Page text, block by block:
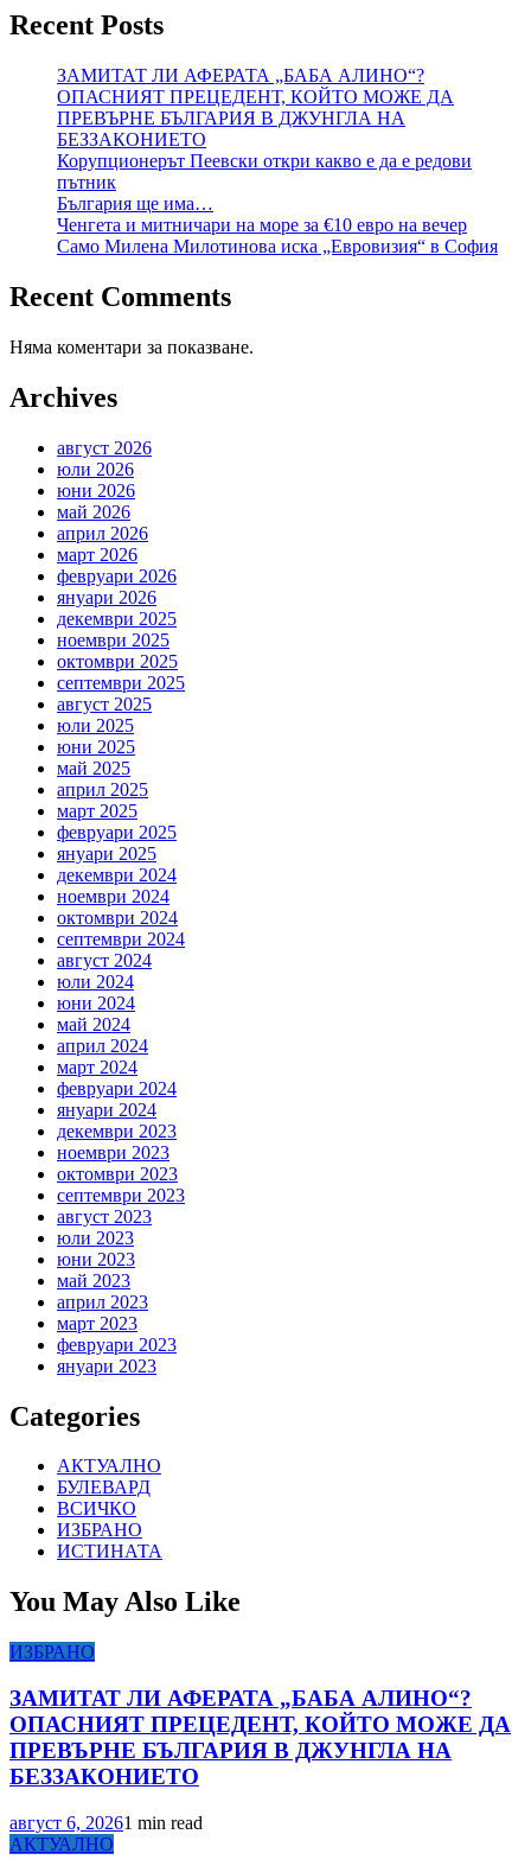
Recent Posts
ЗАМИТАТ ЛИ АФЕРАТА „БАБА АЛИНО“?
ОПАСНИЯТ ПРЕЦЕДЕНТ, КОЙТО МОЖЕ ДА
ПРЕВЪРНЕ БЪЛГАРИЯ В ДЖУНГЛА НА
БЕЗЗАКОНИЕТО
Корупционерът Пеевски откри какво е да е редови
пътник
България ще има…
Ченгета и митничари на море за €10 евро на вечер
Само Милена Милотинова иска „Евровизия“ в София
Recent Comments
Няма коментари за показване.
Archives
август 2026
юли 2026
юни 2026
май 2026
април 2026
март 2026
февруари 2026
януари 2026
декември 2025
ноември 2025
октомври 2025
септември 2025
август 2025
юли 2025
юни 2025
май 2025
април 2025
март 2025
февруари 2025
януари 2025
декември 2024
ноември 2024
октомври 2024
септември 2024
август 2024
юли 2024
юни 2024
май 2024
април 2024
март 2024
февруари 2024
януари 2024
декември 2023
ноември 2023
октомври 2023
септември 2023
август 2023
юли 2023
юни 2023
май 2023
април 2023
март 2023
февруари 2023
януари 2023
Categories
АКТУАЛНО
БУЛЕВАРД
ВСИЧКО
ИЗБРАНО
ИСТИНАТА
You May Also Like
ИЗБРАНО
ЗАМИТАТ ЛИ АФЕРАТА „БАБА АЛИНО“?
ОПАСНИЯТ ПРЕЦЕДЕНТ, КОЙТО МОЖЕ ДА
ПРЕВЪРНЕ БЪЛГАРИЯ В ДЖУНГЛА НА
БЕЗЗАКОНИЕТО
август 6, 20261 min read
АКТУАЛНО